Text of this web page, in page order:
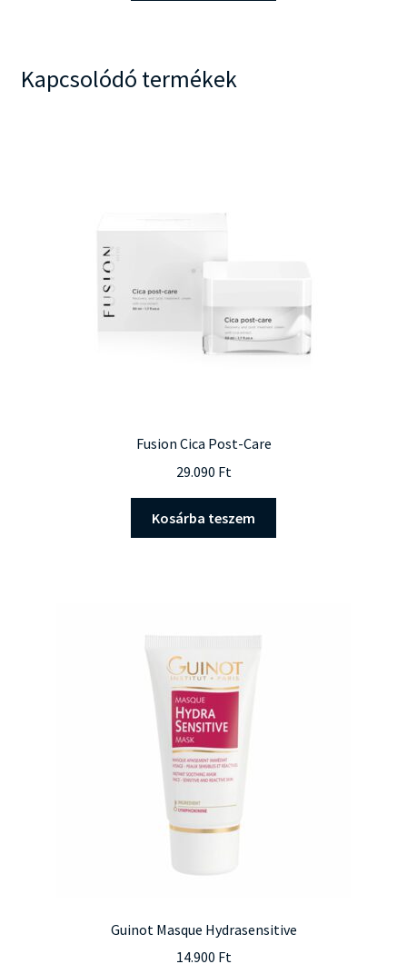
Kapcsolódó termékek
Fusion Cica Post-Care
29.090 Ft
Kosárba teszem
Guinot Masque Hydrasensitive
14.900 Ft